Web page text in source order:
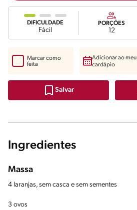
DIFICULDADE
Fácil
PORÇÕES
12
Salvar
Marcar como
feita
Adicionar ao meu
cardápio
Ingredientes
Massa
4 laranjas, sem casca e sem sementes
3 ovos